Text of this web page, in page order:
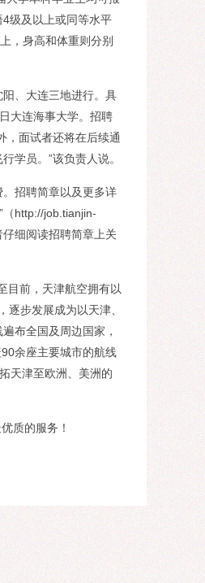
级及以上或同等水平
，身高和体重则分别
、大连三地进行。具
大连海事大学。招聘
，面试者还将在后续通
学员。”该负责人说。
招聘简章以及更多详
（http://job.tianjin-
细阅读招聘简章上关
前，天津航空拥有以
步发展成为以天津、
布全国及周边国家，
余座主要城市的航线
天津至欧洲、美洲的
质的服务！